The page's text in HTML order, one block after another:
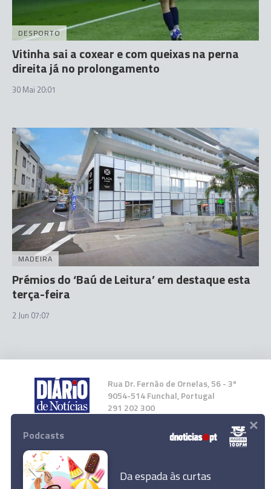
DESPORTO
Vitinha sai a coxear e com queixas na perna
direita já no prolongamento
30 Mai 20:01
MADEIRA
Prémios do ‘Baú de Leitura’ em destaque esta
terça-feira
2 Jun 07:07
Rua Dr. Fernão de Ornelas, 56 - 3º
9054-514 Funchal, Portugal
291 202 300
Instale a nossa App
Podcasts
Da espada às curtas
×